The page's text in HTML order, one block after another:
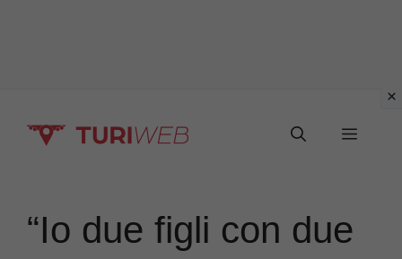
Menu
“Io due figli con due